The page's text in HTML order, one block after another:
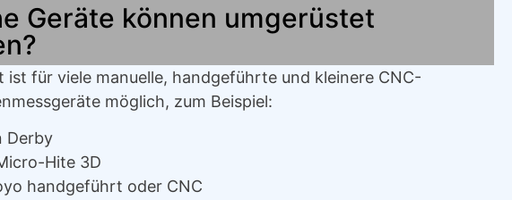
Geräte können umgerüstet
ist für viele manuelle, handgeführte und kleinere CNC-
möglich, zum Beispiel:
Derby
Hite 3D
handgeführt oder CNC